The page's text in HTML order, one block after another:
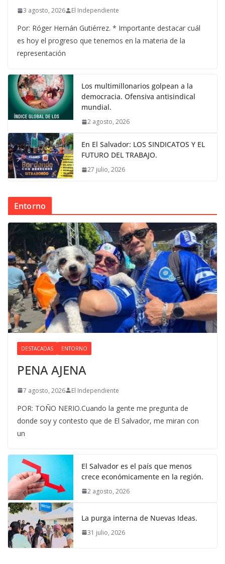
3 agosto, 2026 El Independiente
Por: Róger Hernán Gutiérrez. * Importante destacar cuál
es hoy el progreso que tenemos en la materia de la
representación
Los multimillonarios golpean a la
democracia. Ofensiva antisindical
mundial.
2 agosto, 2026
En El Salvador: LOS SINDICATOS Y EL
FUTURO DEL TRABAJO.
27 julio, 2026
Entorno
DESTACADAS ENTORNO
PENA AJENA
7 agosto, 2026 El Independiente
POR: TOÑO NERIO.Cuando la gente me pregunta de
donde soy y contesto que de El Salvador, me miran con
un
El Salvador es el país que menos
crece económicamente en la región.
2 agosto, 2026
La purga interna de Nuevas Ideas.
31 julio, 2026